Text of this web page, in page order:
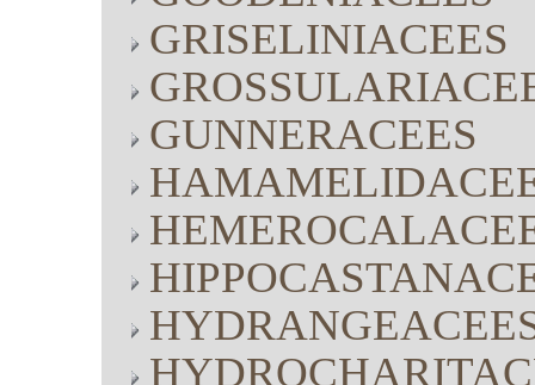
GRISELINIACEES
GUNNERACEES